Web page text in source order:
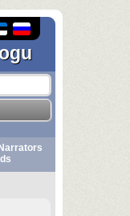
Narrators